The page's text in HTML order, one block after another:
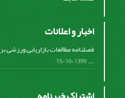
اخبار و اعلانات
فصلنامه مطالعات بازاریابی ورزشی
...
1399-10-15